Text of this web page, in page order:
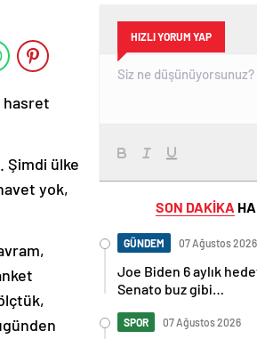
hasret
Şimdi ülke
yok,
HIZLI YORUM YAP
SON DAKİKA
GÜNDEM 07 Ağustos 2026
Joe Biden 6 aylık
Senato buz gibi…
SPOR 07 Ağustos 2026